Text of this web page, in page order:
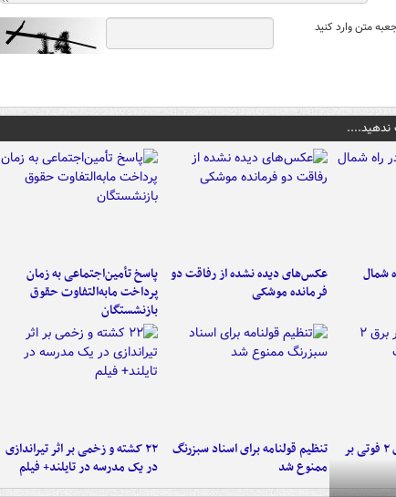
متن وارد کنید
ندهید....
شمال
عکس‌های دیده نشده از رفاقت دو
فرمانده‌ موشکی
پاسخ تأمین‌اجتماعی به زمان
پرداخت مابه‌التفاوت حقوق
بازنشستگان
برخورد پراید با تیر برق ۲ فوتی بر
تنظیم قولنامه برای اسناد سبزرنگ
ممنوع شد
۲۲ کشته و زخمی بر اثر تیراندازی
در یک مدرسه در تایلند+ فیلم